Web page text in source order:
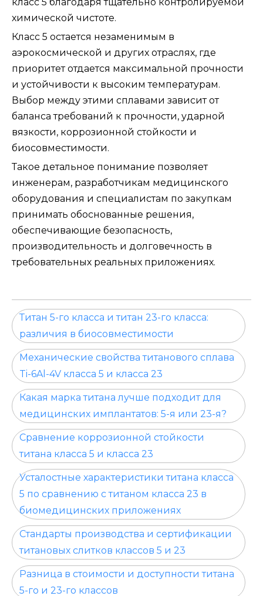
химической чистоте.
Класс 5 остается незаменимым в
аэрокосмической и других отраслях, где
приоритет отдается максимальной прочности
и устойчивости к высоким температурам.
Выбор между этими сплавами зависит от
баланса требований к прочности, ударной
вязкости, коррозионной стойкости и
биосовместимости.
Такое детальное понимание позволяет
инженерам, разработчикам медицинского
оборудования и специалистам по закупкам
принимать обоснованные решения,
обеспечивающие безопасность,
производительность и долговечность в
требовательных реальных приложениях.
Титан 5-го класса и титан 23-го класса:
различия в биосовместимости
Механические свойства титанового сплава
Ti-6Al-4V класса 5 и класса 23
Какая марка титана лучше подходит для
медицинских имплантатов: 5-я или 23-я?
Сравнение коррозионной стойкости
титана класса 5 и класса 23
Усталостные характеристики титана класса
5 по сравнению с титаном класса 23 в
биомедицинских приложениях
Стандарты производства и сертификации
титановых слитков классов 5 и 23
Разница в стоимости и доступности титана
5-го и 23-го классов